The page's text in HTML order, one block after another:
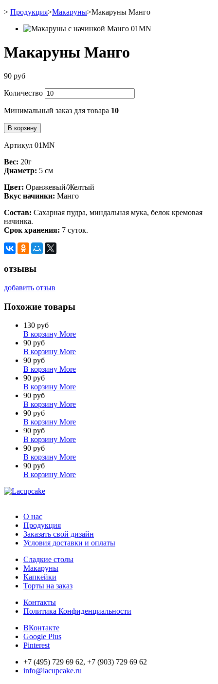
> Продукция>Макаруны>Макаруны Манго
Макаруны Манго
90 руб
Количество
Минимальный заказ для товара 10
В корзину
Артикул 01MN
Вес: 20г
Диаметр: 5 см
Цвет: Оранжевый/Желтый
Вкус начинки: Манго
Состав: Сахарная пудра, миндальная мука, белок кремовая
начинка.
Срок хранения: 7 суток.
отзывы
добавить отзыв
Похожие товары
130 руб
В корзину More
90 руб
В корзину More
90 руб
В корзину More
90 руб
В корзину More
90 руб
В корзину More
90 руб
В корзину More
90 руб
В корзину More
90 руб
В корзину More
90 руб
В корзину More
О нас
Продукция
Заказать свой дизайн
Условия доставки и оплаты
Сладкие столы
Макаруны
Капкейки
Торты на заказ
Контакты
Политика Конфиденциальности
ВКонтакте
Google Plus
Pinterest
+7 (495) 729 69 62, +7 (903) 729 69 62
info@lacupcake.ru